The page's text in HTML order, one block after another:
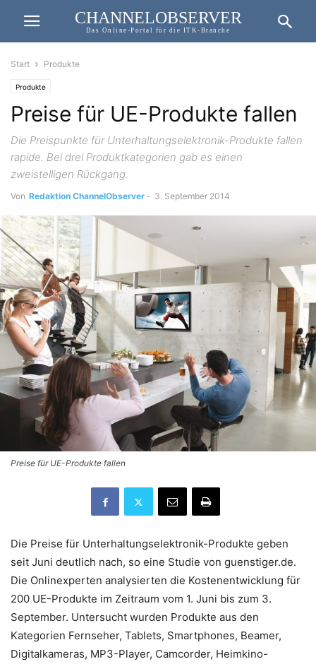
CHANNELOBSERVER
Das Online-Portal für die ITK-Branche
Start Produkte
Produkte
Preise für UE-Produkte fallen
Die Preispunkte für Unterhaltungselektronik-Produkte fallen
rapide. Bei drei Produktkategorien gab es einen
zweistelligen Rückgang.
Von Redaktion ChannelObserver - 3. September 2014
Preise für UE-Produkte fallen
Die Preise für Unterhaltungselektronik-Produkte geben
seit Juni deutlich nach, so eine Studie von guenstiger.de.
Die Onlinexperten analysierten die Kostenentwicklung für
200 UE-Produkte im Zeitraum vom 1. Juni bis zum 3.
September. Untersucht wurden Produkte aus den
Kategorien Fernseher, Tablets, Smartphones, Beamer,
Digitalkameras, MP3-Player, Camcorder, Heimkino-